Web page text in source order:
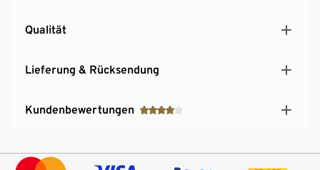
Qualität
Lieferung & Rücksendung
Kundenbewertungen